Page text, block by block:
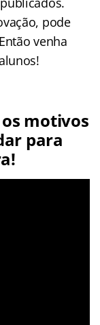
pode
venha
motivos
para